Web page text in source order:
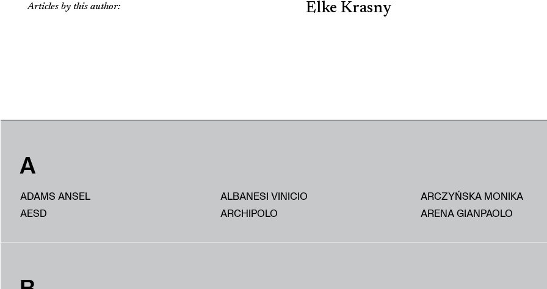
Elke Krasny
Articles by this author:
A
ADAMS ANSEL
AESD
ALBANESI VINICIO
ARCHIPOLO
ARCZYŃSKA MONIKA
ARENA GIANPAOLO